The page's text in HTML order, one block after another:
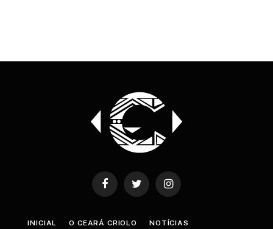
FacebookTwitter Instagram
INICIAL
O CEARÁ CRIOLO
NOTÍCIAS